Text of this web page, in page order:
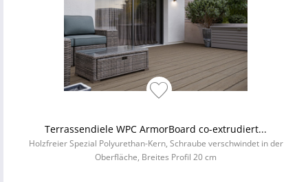
Terrassendiele WPC ArmorBoard co-extrudiert...
Holzfreier Spezial Polyurethan-Kern, Schraube verschwindet in der
Oberfläche, Breites Profil 20 cm